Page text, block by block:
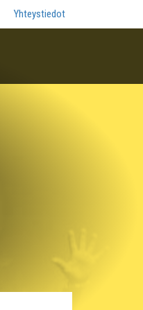
Yhteystiedot